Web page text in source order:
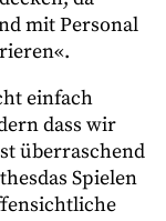
mit Personal
einfach
dass wir
überraschend
Spielen